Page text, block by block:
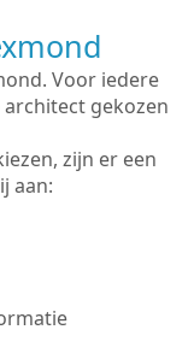
Voor iedere
gekozen
zijn er een
aan: